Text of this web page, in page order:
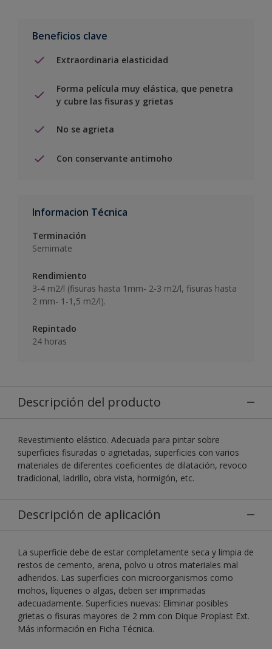
Beneficios clave
Extraordinaria elasticidad
Forma película muy elástica, que penetra
y cubre las fisuras y grietas
No se agrieta
Con conservante antimoho
Informacion Técnica
Terminación
Semimate
Rendimiento
3-4 m2/l (fisuras hasta 1mm- 2-3 m2/l, fisuras hasta
2 mm- 1-1,5 m2/l).
Repintado
24 horas
Descripción del producto
Revestimiento elástico. Adecuada para pintar sobre
superficies fisuradas o agrietadas, superficies con varios
materiales de diferentes coeficientes de dilatación, revoco
tradicional, ladrillo, obra vista, hormigón, etc.
Descripción de aplicación
La superficie debe de estar completamente seca y limpia de
restos de cemento, arena, polvo u otros materiales mal
adheridos. Las superficies con microorganismos como
mohos, líquenes o algas, deben ser imprimadas
adecuadamente. Superficies nuevas: Eliminar posibles
grietas o fisuras mayores de 2 mm con Dique Proplast Ext.
Más información en Ficha Técnica.